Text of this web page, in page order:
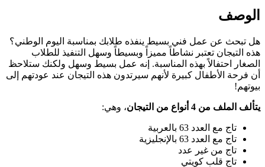
الوصف
هل تبحث عن عمل فني بسيط ينفذه طلابك بمناسبة اليوم الوطني؟
هذه التيجان تعتبر نشاطاً مميزاً وبسيطاً وسهل التنفيذ للطلاب
الصغار احتفالاً بهذه المناسبة. إنه عمل بسيط وسهل ولكنك ستلاحظ
أن فرحة الأطفال كبيرة لأنهم سيرتدون هذه التيجان عند عودتهم إلى
بيوتهم!
يتألف الملف من 4 أنواع من التيجان ، وهي:
تاج مع العدد 63 بالعربية
تاج مع العدد 63 بالإنجليزية
تاج من غير عدد
تاج قلب كويتي